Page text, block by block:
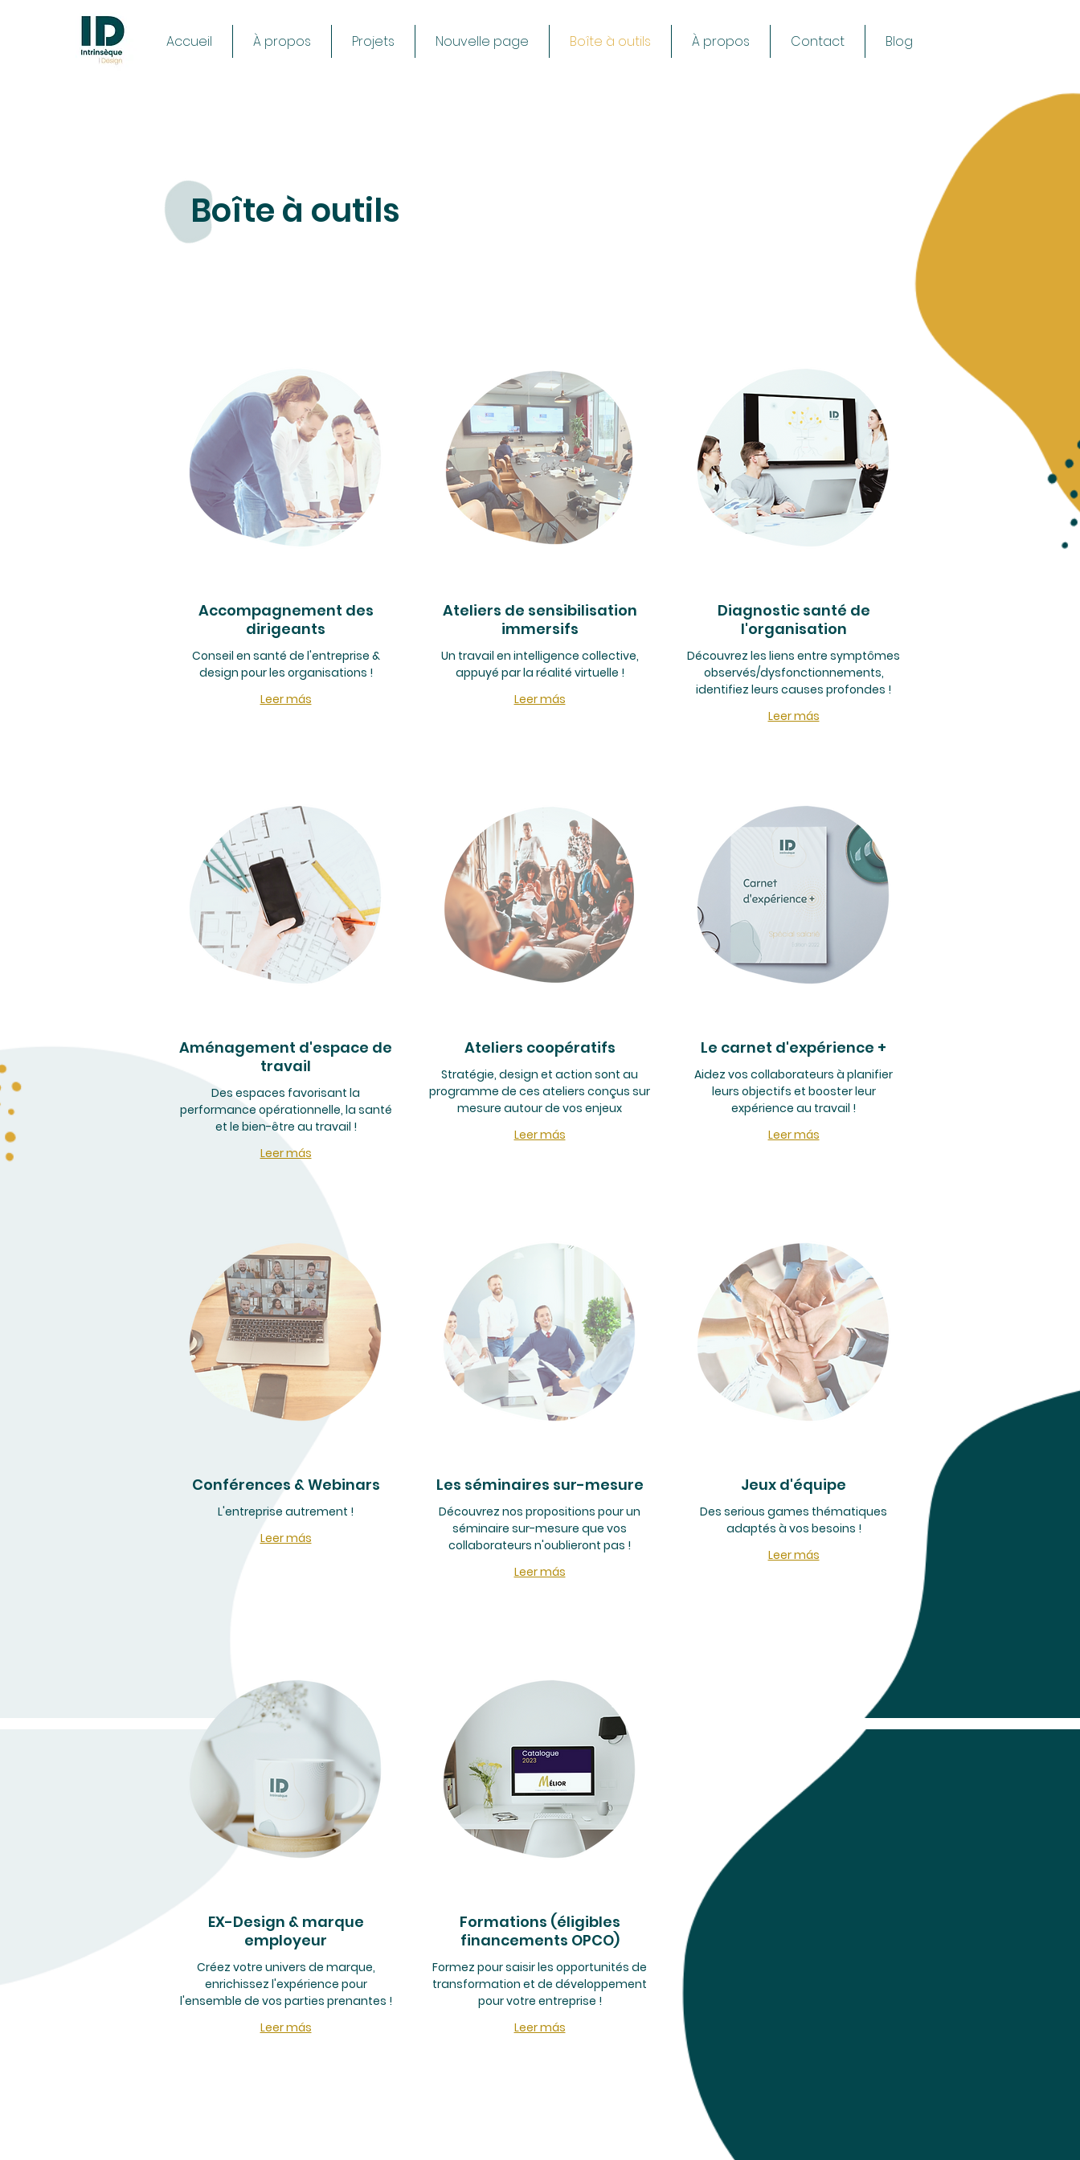
Accueil À propos Projets Nouvelle page Boîte à outils À propos Contact Blog
Accompagnement des
dirigeants
Conseil en santé de l'entreprise &
design pour les organisations !
Leer más
Ateliers de sensibilisation
immersifs
Un travail en intelligence collective,
appuyé par la réalité virtuelle !
Leer más
Diagnostic santé de
l'organisation
Découvrez les liens entre symptômes
observés/dysfonctionnements,
identifiez leurs causes profondes !
Leer más
Aménagement d'espace de
travail
Des espaces favorisant la
performance opérationnelle, la santé
et le bien-être au travail !
Leer más
Ateliers coopératifs
Stratégie, design et action sont au
programme de ces ateliers conçus sur
mesure autour de vos enjeux
Leer más
Le carnet d'expérience +
Aidez vos collaborateurs à planifier
leurs objectifs et booster leur
expérience au travail !
Leer más
Conférences & Webinars
L'entreprise autrement !
Leer más
Les séminaires sur-mesure
Découvrez nos propositions pour un
séminaire sur-mesure que vos
collaborateurs n'oublieront pas !
Leer más
Jeux d'équipe
Des serious games thématiques
adaptés à vos besoins !
Leer más
EX-Design & marque
employeur
Créez votre univers de marque,
enrichissez l'expérience pour
l'ensemble de vos parties prenantes !
Leer más
Formations (éligibles
financements OPCO)
Formez pour saisir les opportunités de
transformation et de développement
pour votre entreprise !
Leer más
Boîte à outils